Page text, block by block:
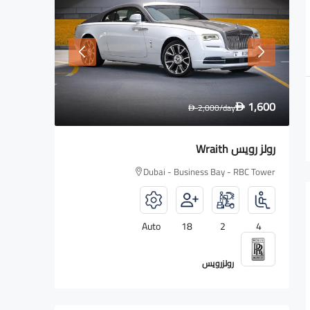
D1,600
D2,000/day
رولز رويس Wraith
Dubai - Business Bay - RBC Tower
4
2
18
Auto
رولزرويس